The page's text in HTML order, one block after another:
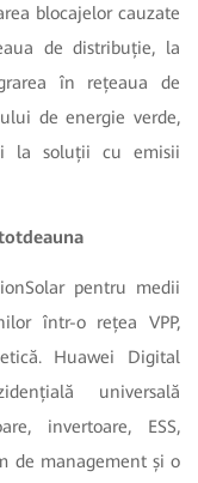
blocajelor cauzate
de distribuție, la
în rețeaua de
de energie verde,
la soluții cu emisii
pentru medii
într-o rețea VPP,
Huawei Digital
universală
invertoare, ESS,
de management și o